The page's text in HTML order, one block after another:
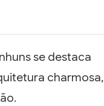
se destaca
charmosa,